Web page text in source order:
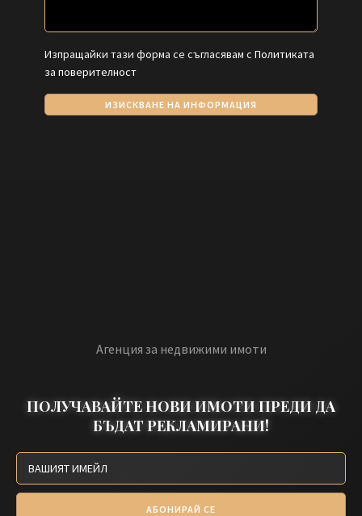
Изпращайки тази форма се съгласявам с Политиката
за поверителност
ИЗИСКВАНЕ НА ИНФОРМАЦИЯ
Агенция за недвижими имоти
ПОЛУЧАВАЙТЕ НОВИ ИМОТИ ПРЕДИ ДА
БЪДАТ РЕКЛАМИРАНИ!
АБОНИРАЙ СЕ